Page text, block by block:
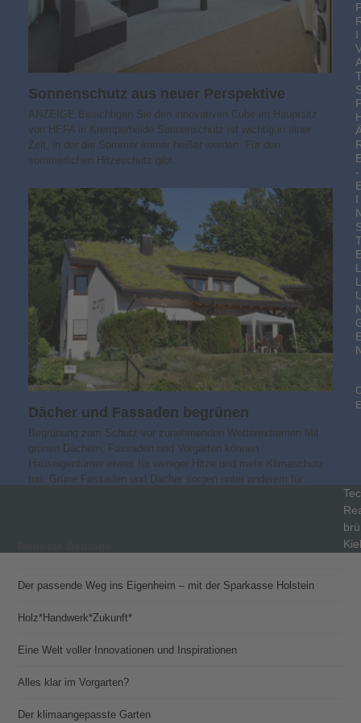
Sonnenschutz aus neuer Perspektive
ANZEIGE Besichtigen Sie den innovativen Cube im Hauptsitz
von HEFA in Kremperheide Sonnenschutz ist wichtig in einer
Zeit, in der die Sommer immer heißer werden. Für den
sommerlichen Hitzeschutz gibt…
Dächer und Fassaden begrünen
Begrünung zum Schutz vor zunehmenden Wetterextremen Mit
grünen Dächern, Fassaden und Vorgärten können
Hauseigentümer etwas für weniger Hitze und mehr Klimaschutz
tun. Grüne Fassaden und Dächer sorgen unter anderem für…
Der passende Weg ins Eigenheim – mit der Sparkasse Holstein
Holz*Handwerk*Zukunft*
Eine Welt voller Innovationen und Inspirationen
Alles klar im Vorgarten?
Der klimaangepasste Garten
I
-
I
L
L
Kiel